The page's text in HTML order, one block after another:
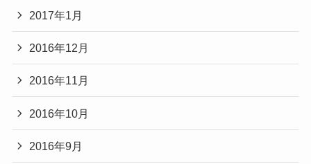
2017年1月
2016年12月
2016年11月
2016年10月
2016年9月